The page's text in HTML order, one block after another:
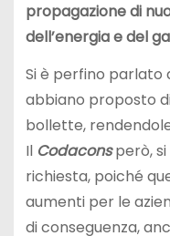
propagazione di
dell’energia e del
Si è perfino parlato
abbiano proposto
bollette,
Il Codaconsperò,
richiesta, poiché
aumenti per le
di conseguenza,